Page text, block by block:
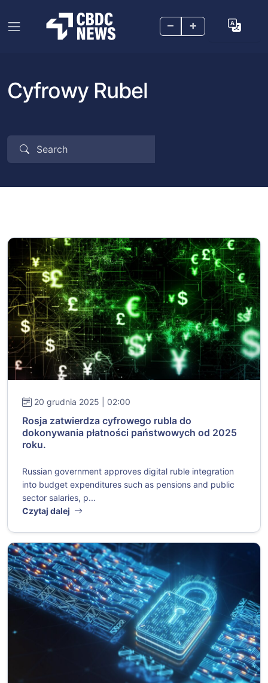
– +
Cyfrowy Rubel
20 grudnia 2025 | 02:00
Rosja zatwierdza cyfrowego rubla do
dokonywania płatności państwowych od 2025
roku.
Russian government approves digital ruble integration
into budget expenditures such as pensions and public
sector salaries, p...
Czytaj dalej